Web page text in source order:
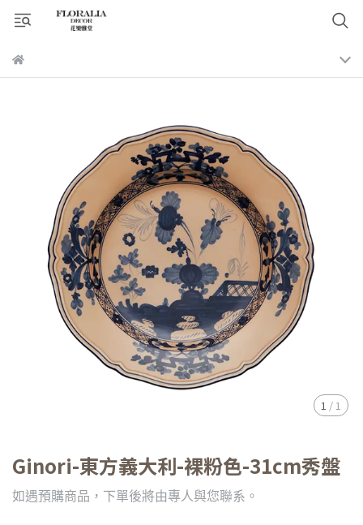
1 / 1
Ginori-東方義大利-裸粉色-31cm秀盤
如遇預購商品，下單後將由專人與您聯系。